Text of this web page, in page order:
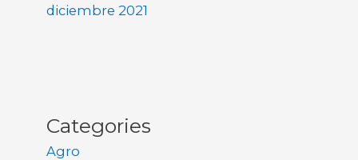
diciembre 2021
Categories
Agro